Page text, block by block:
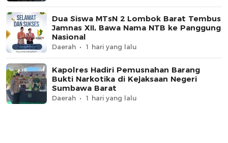
Dua Siswa MTsN 2 Lombok Barat Tembus
Jamnas XII, Bawa Nama NTB ke Panggung
Nasional
Daerah 1 hari yang lalu
Kapolres Hadiri Pemusnahan Barang
Bukti Narkotika di Kejaksaan Negeri
Sumbawa Barat
Daerah 1 hari yang lalu